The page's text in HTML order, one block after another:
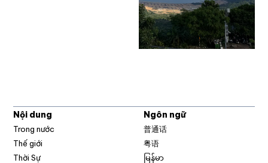
Nội dung
Trong nước
Thế giới
Thời Sự
Ngôn ngữ
普通话
粤语
မြန်မာ